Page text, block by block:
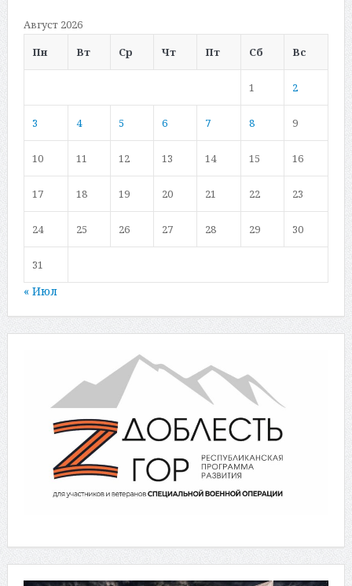
Август 2026
Пн
Вт Ср Чт Пт Сб Вс
1 2
3 4 5 6 7 8 9
10 11 12 13 14 15 16
17 18 19 20 21 22 23
24 25 26 27 28 29 30
31
« Июл